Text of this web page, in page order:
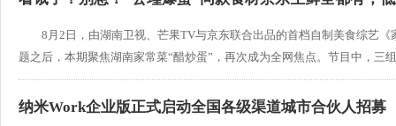
8月2日，由湖南卫视、芒果TV与京东联合出品的首档自制美食综艺
题之后，本期聚焦湖南家常菜“醋炒蛋”，再次成为全网焦点。节目中，三
纳米Work企业版正式启动全国各级渠道城市合伙人招募